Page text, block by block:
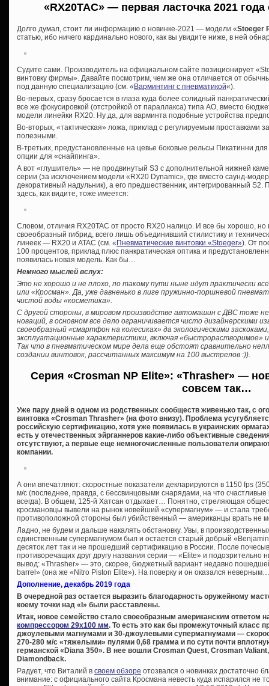
«RX20TAC» — первая ласточка 2021
Долго думал, стоит ли информацию о новинке-2021 — модели «Stoeger
статью, ибо ничего кардинально нового, как вы увидите ниже, в ней
Судите сами. Производитель на официальном сайте позиционирует
винтовку фирмы». Давайте посмотрим, чем же она отличается от
под данную специализацию (см. «Варминтинг с пневматикой«).
Во-первых, сразу бросается в глаза куда более солидный
все же фокусировкой (отстройкой от параллакса) типа АО, вместо
модели линейки RX20. Ну да, для варминта подобные устройства
Во-вторых, «тактическая» ложа, приклад с регулируемым
полезными.
В-третьих, предустановленные на цевье боковые рельсы Пикатинни
опции для «снайпинга».
А вот «глушитель» — не продвинутый S3 с дополнительной нижней
серии (за исключением модели «RX20 Dynamic», где вместо саунд-
декоративный надульник), а его предшественник, интегрированный S2.
здесь, как видите, тоже имеется:
Словом, отличия RX20TAC от просто RX20 налицо. И все бы хорошо,
своеобразный гибрид, всего лишь объединивший стилистику и
линеек — RX20 и ATAC (см. «Пневматические винтовки «Stoeger»). От
100 процентов, приклад плюс панкратическая оптика и
появилась новая модель. Как бы…
Немного мыслей вслух:
Это не хорошо и не плохо, по такому пути ныне идут практически
или «Кросман». Да, уже давненько в лиге пружинно-поршневой
чистой воды «косметика».
С другой стороны, в мировом производстве автомашин с ДВС тоже
новаций, в основном все дело ограничивается чисто дизайнерскими
своеобразный «смартфон на колесиках» да экологическими
эксплуатационные характеристики, включая «быстрорастворимое»
Так что в пневматическом мире дела еще обстоят сравнительно
создании винтовок, рассчитанных максимум на 100 выстрелов :)).
Серия «Crosman NP Elite»: «Thrasher» —
совсем так…
Уже пару дней в одном из родственных сообществ живенько так, с
винтовка «Crosman Thrasher» (на фото внизу). Проблема
российскую сертификацию, хотя уже появилась в украинских
есть у отечественных эйрганнеров какие-либо объективные
отсутствуют, а первые еще немногочисленные пользователи
компании.
А они впечатляют: скоростные показатели декларируются в 1150 fps
м/с (последнее, правда, с бессвинцовыми снарядами, на что
всегда). В общем, 125-й Хатсан отдыхает… Понятно, стреляющая
кросмановцы вывели на рынок новейший «супермагнум» — и стала
противоположной стороны был убийственный — американцы врать не
Ладно, не будем и дальше накалять обстановку. Увы, в
единственным супермагнумом был и остается старый добрый
десяток лет так и не прошедший сертификацию в России. После
противоречащих друг другу названия серии — «Elite» и подозрительно
вывод: «Thrasher» — это, скорее, бюджетный вариант недавно
barrel» (она же «Nitro Piston Elite»). На поверку и он оказался неверным…
Дополнение, декабрь 2019 года
В очередной раз остается выразить благодарность оружейному
коему точки над «I» были расставлены.
Итак, новое семейство стало своеобразным американским ответом
компрессором 29х100 мм. То есть это как бы промежуточный класс
джоулевыми магнумами и 30-джоулевыми супермагнумами —
270-280 м/с «тяжелыми» пулями 0,68 грамма и по сути почти
германской «Diana 350». В нее вошли Crosman Quest, Crosman
Diamondback.
Радует, что Виталий в своем обзоре отозвался о новинках достаточно
внимание: с официального сайта Кросмана невесть куда испарился не